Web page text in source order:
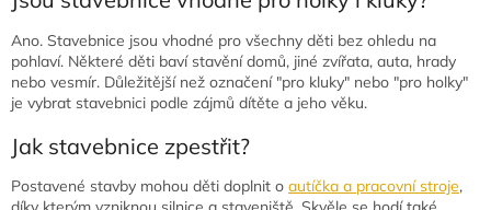
Ano. Stavebnice jsou vhodné pro všechny děti bez ohledu na
pohlaví. Některé děti baví stavění domů, jiné zvířata, auta, hrady
nebo vesmír. Důležitější než označení "pro kluky" nebo "pro holky"
je vybrat stavebnici podle zájmů dítěte a jeho věku.
Jak stavebnice zpestřit?
Postavené stavby mohou děti doplnit o autíčka a pracovní stroje,